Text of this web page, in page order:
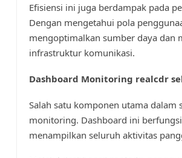
Efisiensi ini juga berdampak pada
Dengan mengetahui pola
mengoptimalkan sumber daya dan
infrastruktur komunikasi.
Dashboard Monitoring realcdr
Salah satu komponen utama dalam
monitoring. Dashboard ini
menampilkan seluruh aktivitas